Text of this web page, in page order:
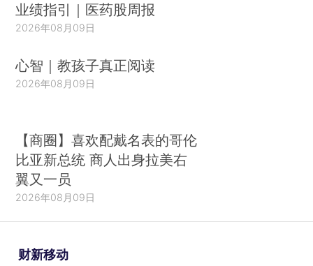
业绩指引｜医药股周报
2026年08月09日
心智｜教孩子真正阅读
2026年08月09日
【商圈】喜欢配戴名表的哥伦
比亚新总统 商人出身拉美右
翼又一员
2026年08月09日
财新移动